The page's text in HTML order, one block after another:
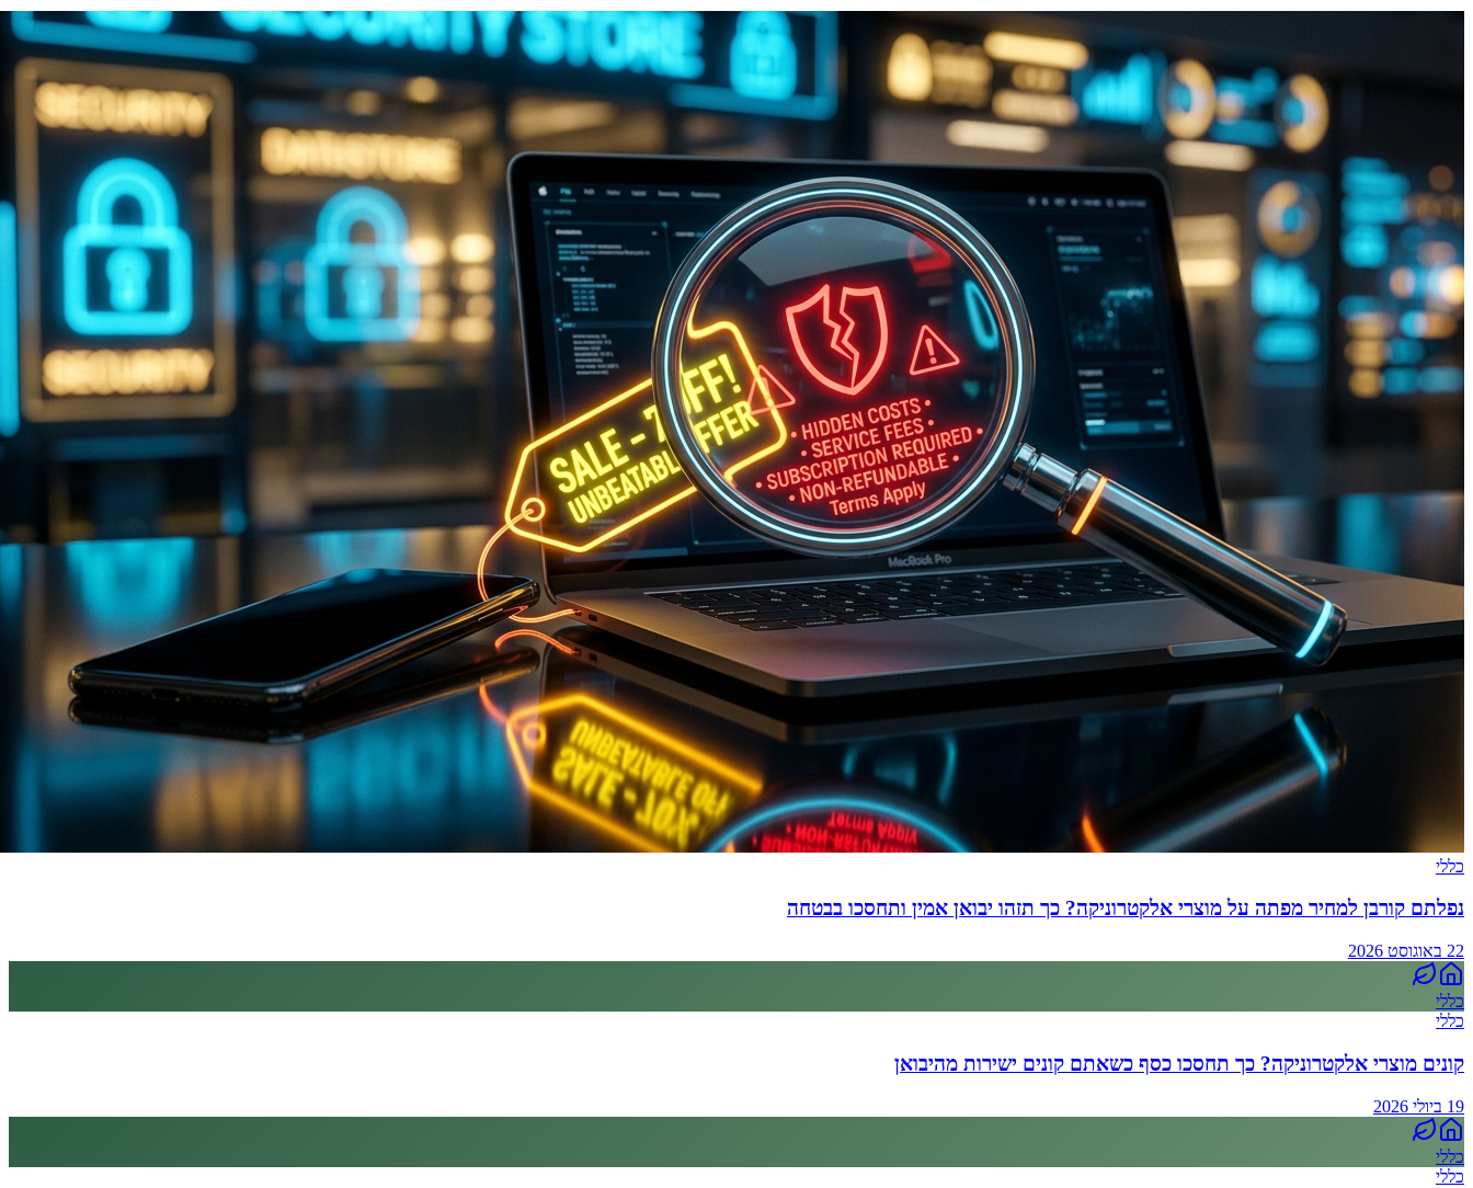
כללי
נפלתם קורבן למחיר מפתה על מוצרי אלקטרוניקה? כך תזהו יבואן אמין ותחסכו בבטחה
22 באוגוסט 2026
כללי
כללי
קונים מוצרי אלקטרוניקה? כך תחסכו כסף כשאתם קונים ישירות מהיבואן
19 ביולי 2026
כללי
כללי